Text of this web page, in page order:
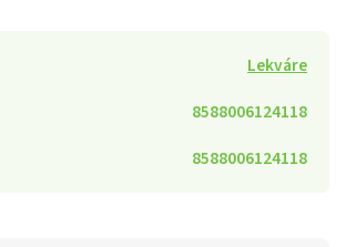
Lekváre
8588006124118
8588006124118